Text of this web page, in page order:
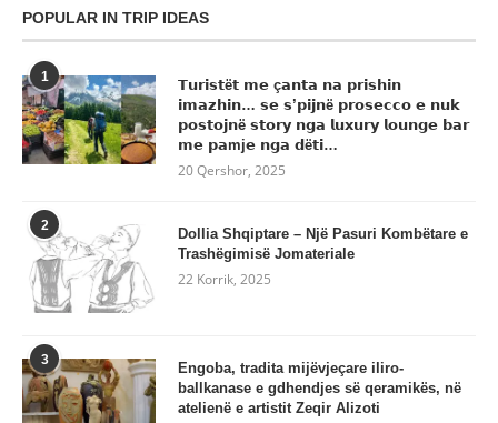
POPULAR IN TRIP IDEAS
1
𝗧𝘂𝗿𝗶𝘀𝘁ë𝘁 𝗺𝗲 ç𝗮𝗻𝘁𝗮 𝗻𝗮 𝗽𝗿𝗶𝘀𝗵𝗶𝗻
𝗶𝗺𝗮𝘇𝗵𝗶𝗻… 𝘀𝗲 𝘀’𝗽𝗶𝗷𝗻ë 𝗽𝗿𝗼𝘀𝗲𝗰𝗰𝗼 𝗲 𝗻𝘂𝗸
𝗽𝗼𝘀𝘁𝗼𝗷𝗻ë 𝘀𝘁𝗼𝗿𝘆 𝗻𝗴𝗮 𝗹𝘂𝘅𝘂𝗿𝘆 𝗹𝗼𝘂𝗻𝗴𝗲 𝗯𝗮𝗿
𝗺𝗲 𝗽𝗮mj𝗲 𝗻𝗴𝗮 𝗱ë𝘁𝗶…
20 Qershor, 2025
2
Dollia Shqiptare – Një Pasuri Kombëtare e
Trashëgimisë Jomateriale
22 Korrik, 2025
3
Engoba, tradita mijëvjeçare iliro-
ballkanase e gdhendjes së qeramikës, në
atelienë e artistit Zeqir Alizoti